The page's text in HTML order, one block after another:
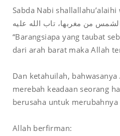
Sabda Nabi shallallahu’alaihi
من مغربها، تاب الله عليه
“Barangsiapa yang taubat
dari arah barat maka Allah
Dan ketahuilah,
merebah keadaan seorang
berusaha untuk
Allah berfirman: